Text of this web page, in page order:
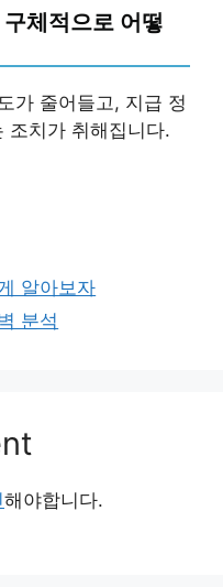
체적으로 어떻
가 줄어들고, 지급 정
조치가 취해집니다.
알아보자
분석
해야합니다.